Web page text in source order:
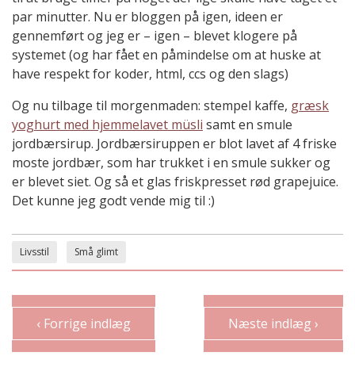
par minutter. Nu er bloggen på igen, ideen er
gennemført og jeg er – igen – blevet klogere på
systemet (og har fået en påmindelse om at huske at
have respekt for koder, html, ccs og den slags)
Og nu tilbage til morgenmaden: stempel kaffe, græsk
yoghurt med hjemmelavet müsli samt en smule
jordbærsirup. Jordbærsiruppen er blot lavet af 4 friske
moste jordbær, som har trukket i en smule sukker og
er blevet siet. Og så et glas friskpresset rød grapejuice.
Det kunne jeg godt vende mig til :)
Livsstil Små glimt
‹ Forrige indlæg Næste indlæg ›